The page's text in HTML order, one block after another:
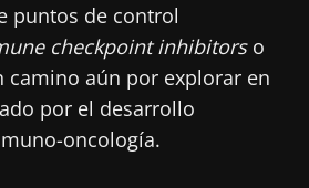
puntos de control
checkpoint inhibitors o
camino aún por explorar en
por el desarrollo
oncología.